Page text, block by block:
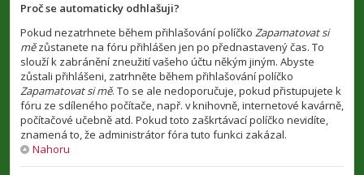
Proč se automaticky odhlašuji?
Pokud nezatrhnete během přihlašování políčko Zapamatovat si
mězůstanete na fóru přihlášen jen po přednastavený čas. To
slouží k zabránění zneužití vašeho účtu někým jiným. Abyste
zůstali přihlášeni, zatrhněte během přihlašování políčko
Zapamatovat si mě. To se ale nedoporučuje, pokud přistupujete k
fóru ze sdíleného počítače, např. v knihovně, internetové kavárně,
počítačové učebně atd. Pokud toto zaškrtávací políčko nevidíte,
znamená to, že administrátor fóra tuto funkci zakázal.
Nahoru